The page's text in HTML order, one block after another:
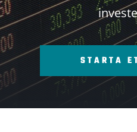
STARTA